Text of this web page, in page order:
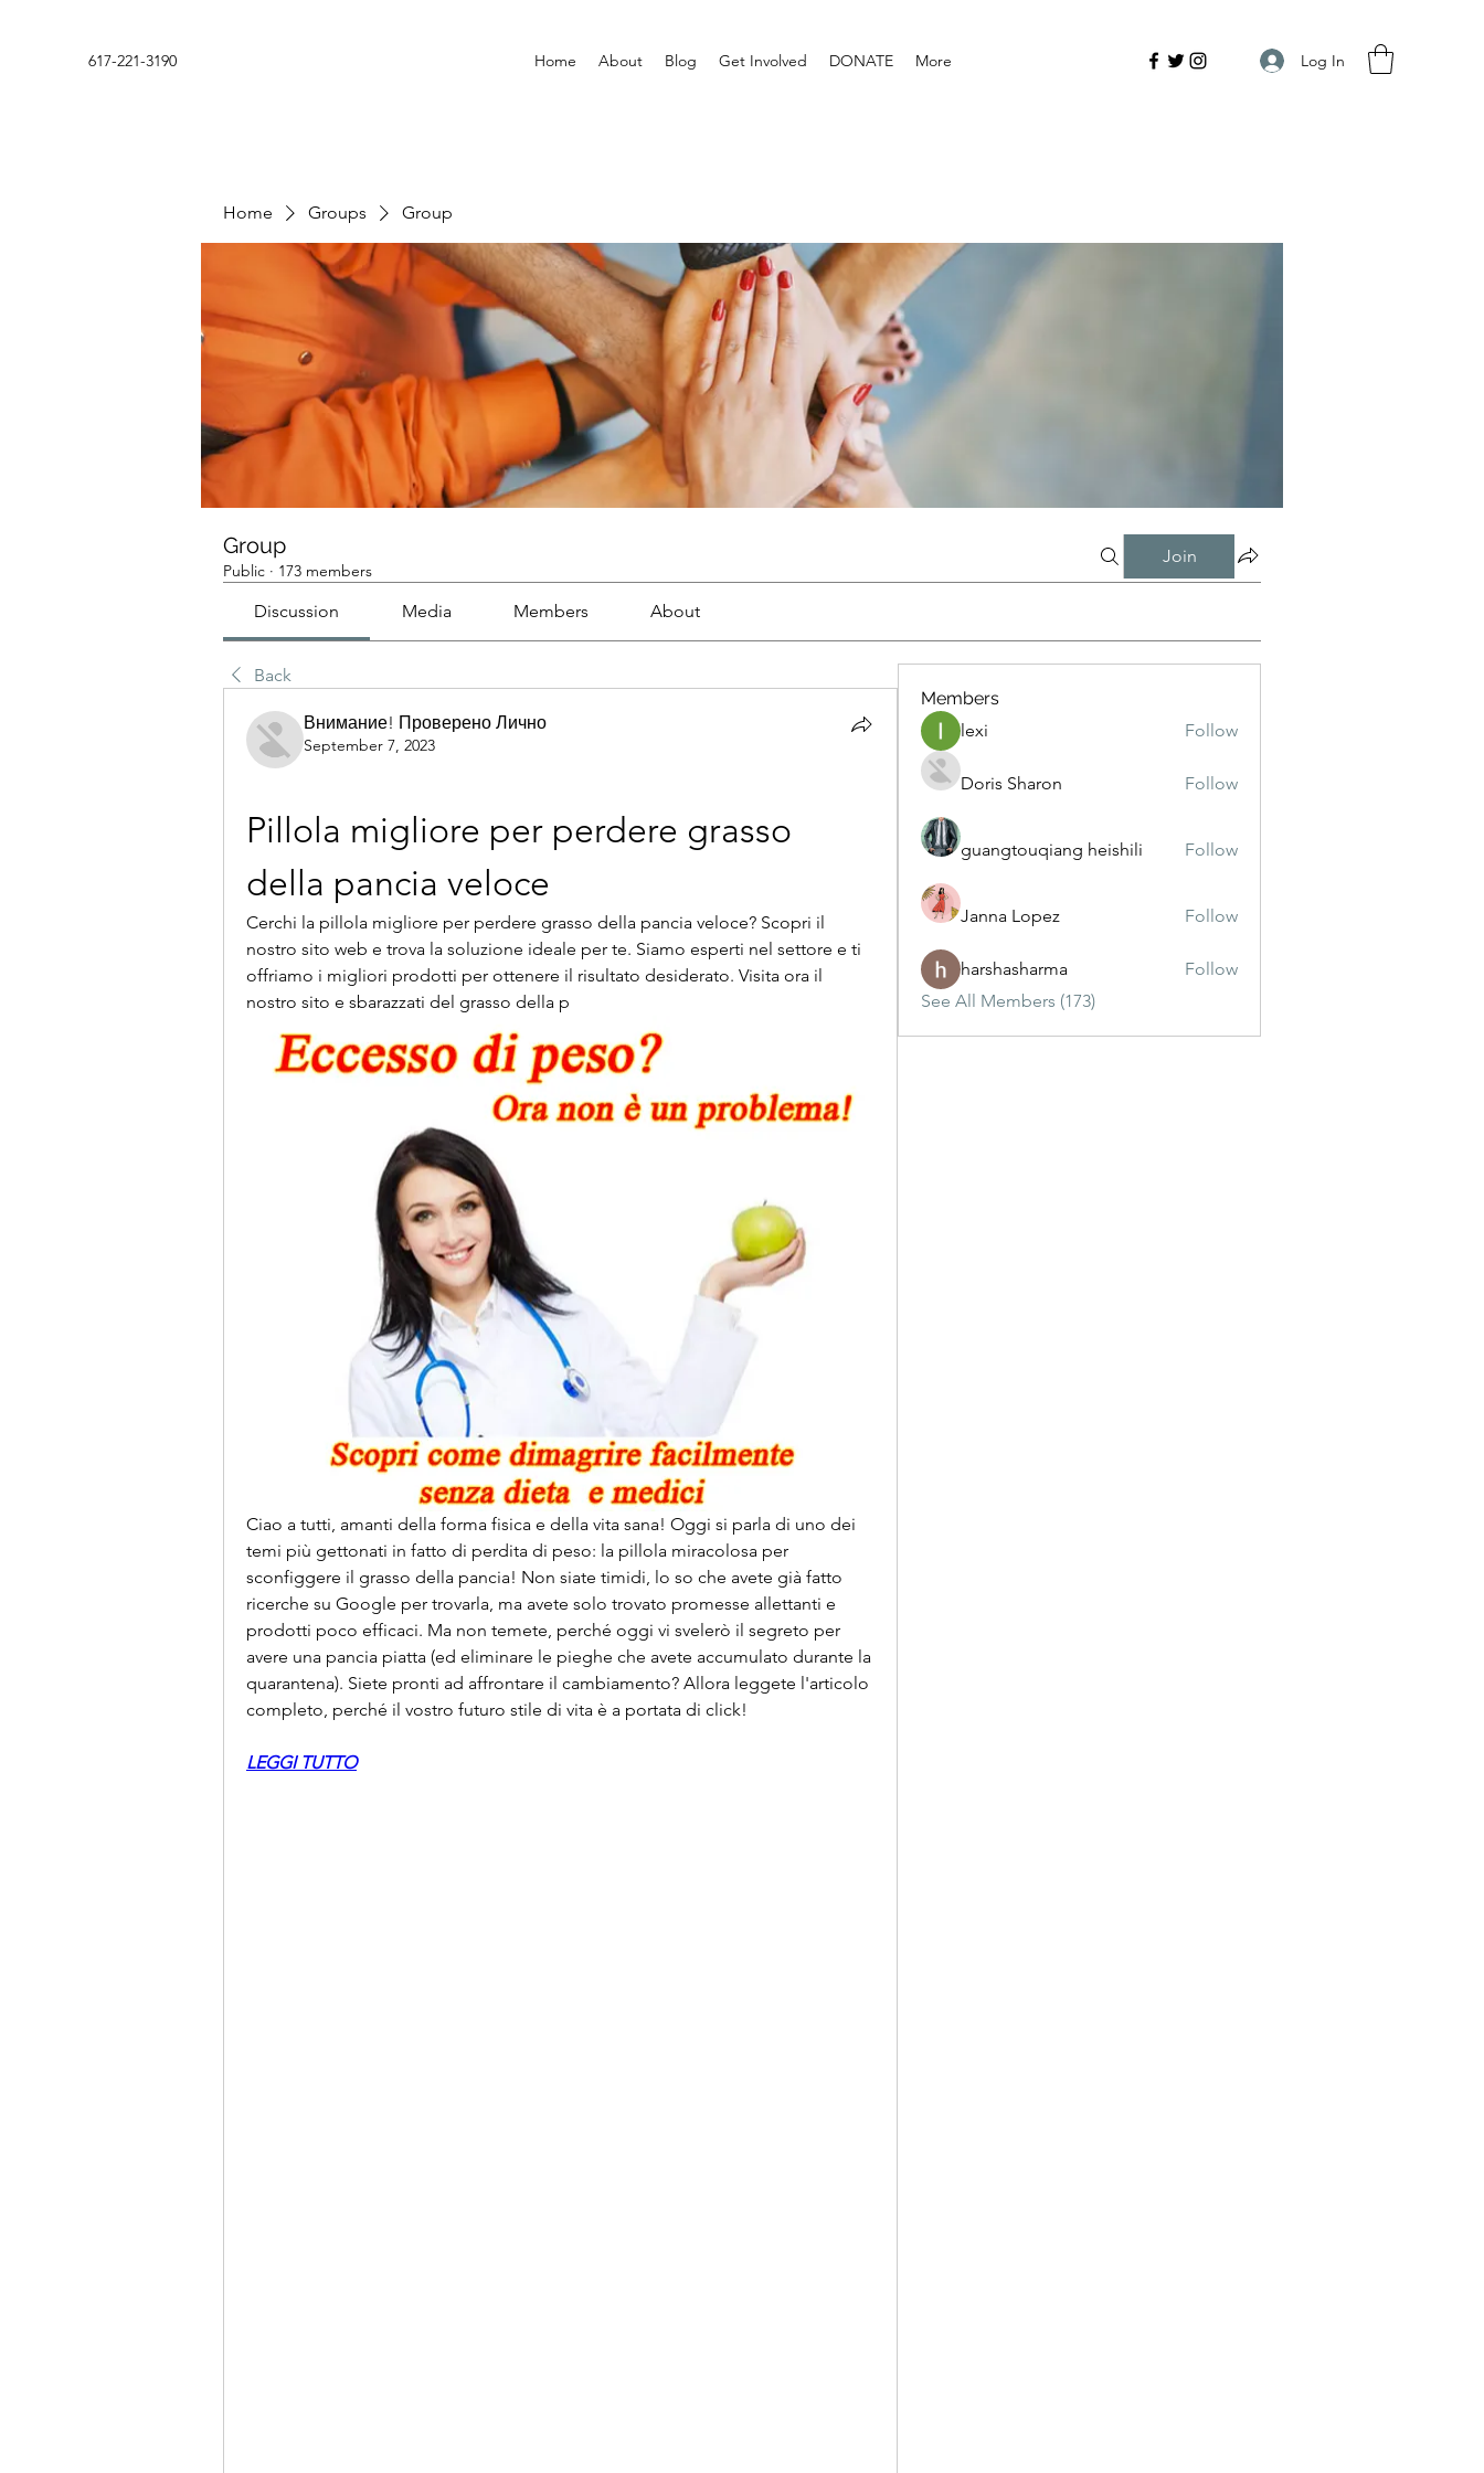
617-221-3190 Home About Blog Get Involved DONATE More Log In
Home Groups Group
Group
Public · 173 members
Join
Discussion Media Members About
Back
Внимание! Проверено Лично
September 7, 2023
Pillola migliore per perdere grasso
della pancia veloce
Cerchi la pillola migliore per perdere grasso della pancia veloce? Scopri il
nostro sito web e trova la soluzione ideale per te. Siamo esperti nel settore e ti
offriamo i migliori prodotti per ottenere il risultato desiderato. Visita ora il
nostro sito e sbarazzati del grasso della p
Ciao a tutti, amanti della forma fisica e della vita sana! Oggi si parla di uno dei
temi più gettonati in fatto di perdita di peso: la pillola miracolosa per
sconfiggere il grasso della pancia! Non siate timidi, lo so che avete già fatto
ricerche su Google per trovarla, ma avete solo trovato promesse allettanti e
prodotti poco efficaci. Ma non temete, perché oggi vi svelerò il segreto per
avere una pancia piatta (ed eliminare le pieghe che avete accumulato durante la
quarantena). Siete pronti ad affrontare il cambiamento? Allora leggete l'articolo
completo, perché il vostro futuro stile di vita è a portata di click!
LEGGI TUTTO
Members
lexi
Follow
Doris Sharon Follow
guangtouqiang heishili Follow
Janna Lopez Follow
harshasharma
Follow
See All Members (173)